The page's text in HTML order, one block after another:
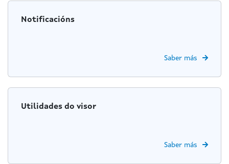
Notificacións
Saber más
Utilidades do visor
Saber más